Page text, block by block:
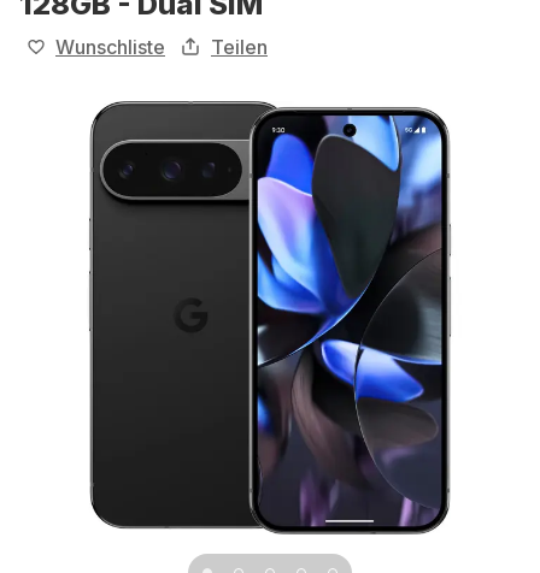
Wunschliste Teilen